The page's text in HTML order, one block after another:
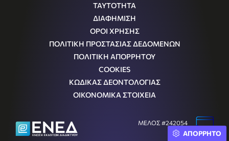
ΤΑΥΤΟΤΗΤΑ
ΔΙΑΦΗΜΙΣΗ
ΟΡΟΙ ΧΡΗΣΗΣ
ΠΟΛΙΤΙΚΗ ΠΡΟΣΤΑΣΙΑΣ ΔΕΔΟΜΕΝΩΝ
ΠΟΛΙΤΙΚΗ ΑΠΟΡΡΗΤΟΥ
COOKIES
ΚΩΔΙΚΑΣ ΔΕΟΝΤΟΛΟΓΙΑΣ
ΟΙΚΟΝΟΜΙΚΑ ΣΤΟΙΧΕΙΑ
ΜΕΛΟΣ #242054
Μ.Η.Τ.ΑΠΟΡΡΗΤΟ